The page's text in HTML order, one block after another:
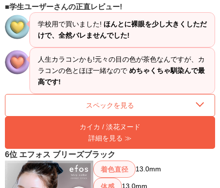
学生ユーザーさんの正直レビュー!
学校用で買いました! ほんとに裸眼を少し大きくしただ
けで、全然バレませんでした!
人生カラコンかも!元々の目の色が茶色なんですが、カ
ラコンの色とほぼ一緒なので めちゃくちゃ馴染んで最
高です!
スペックを見る
カイカ / 淡花ヌード
詳細を見る ≫
6位 エフォス ブリーズブラック
着色直径 13.0mm
体感
13.0mm